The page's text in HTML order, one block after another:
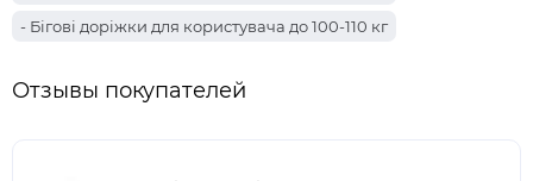
- Бігові доріжки для користувача до 100-110 кг
Отзывы покупателей